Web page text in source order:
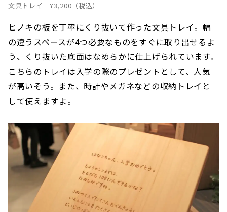
文具トレイ ¥3,200（税込）
ヒノキの板を丁寧にくり抜いて作った文具トレイ。幅
の違うスペースが4つ必要なものをすぐに取り出せるよ
う、くり抜いた底面はなめらかに仕上げられています。
こちらのトレイは入学の際のプレゼントとして、人気
が高いそう。また、時計やメガネなどの収納トレイと
して使えますよ。